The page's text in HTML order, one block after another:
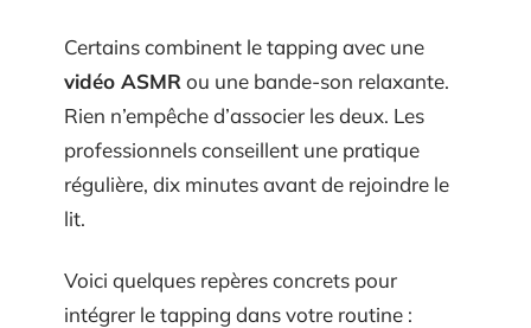
Certains combinent le tapping avec une
vidéo ASMR ou une bande-son relaxante.
Rien n’empêche d’associer les deux. Les
professionnels conseillent une pratique
régulière, dix minutes avant de rejoindre le
lit.
Voici quelques repères concrets pour
intégrer le tapping dans votre routine :